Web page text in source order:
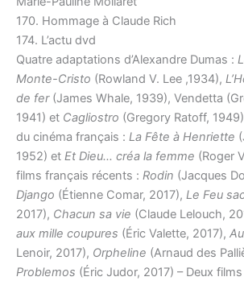
170. Hommage à Claude Rich
174. L’actu dvd
Quatre adaptations d’Alexandre Dumas :
Monte-Cristo (Rowland V. Lee ,1934),
de fer(James Whale, 1939), Vendetta
1941) et Cagliostro (Gregory Ratoff,
du cinéma français : La Fête à Henriette
1952) et Et Dieu… créa la femme (Roger
films français récents : Rodin (Jacques
Django (Étienne Comar, 2017), Le Feu
2017), Chacun sa vie (Claude Lelouch,
aux mille coupures (Éric Valette, 2017),
Lenoir, 2017), Orpheline (Arnaud des
Problemos (Éric Judor, 2017) – Deux films